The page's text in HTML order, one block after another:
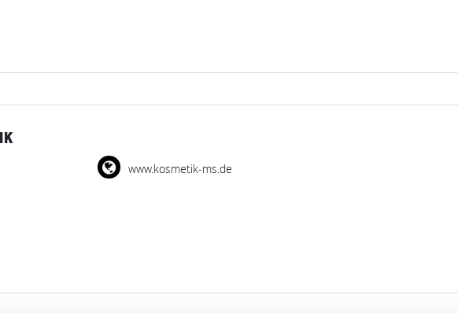
www.kosmetik-ms.de